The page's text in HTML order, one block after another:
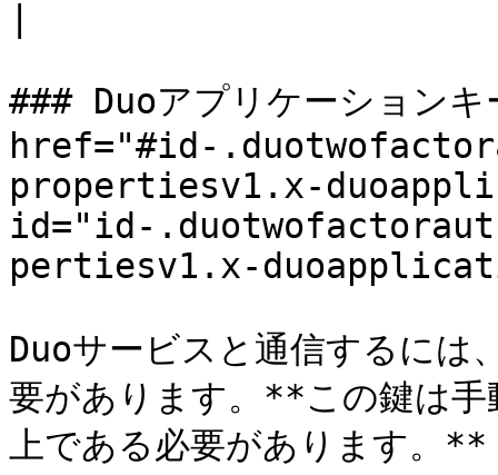
### Duoアプリケーション
href="#id-
propertiesv1.x-
id="id-
pertiesv1.x-
Duoサービスと通信するには
要があります。**この鍵は手
上である必要があります。**